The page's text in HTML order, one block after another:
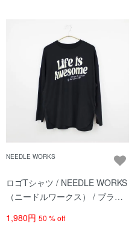
NEEDLE WORKS
ロゴTシャツ / NEEDLE WORKS
（ニードルワークス） / ブラッ
1,980円 50 % off